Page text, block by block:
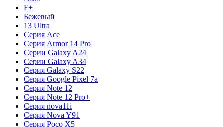
F+
Бежевый
13 Ultra
Серия Ace
Серия Armor 14 Pro
Серии Galaxy A24
Серии Galaxy A34
Серия Galaxy S22
Серия Google Pixel 7a
Серия Note 12
Серия Note 12 Pro+
Серия nova11i
Серия Nova Y91
Серия Poco X5